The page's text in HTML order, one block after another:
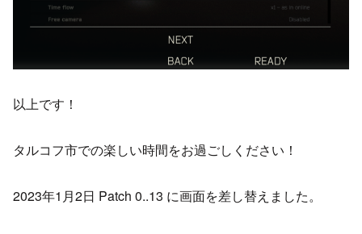
以上です！
タルコフ市での楽しい時間をお過ごしください！
2023年1月2日 Patch 0..13 に画面を差し替えました。